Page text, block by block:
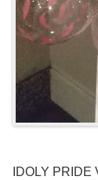
IDOLY PRIDE